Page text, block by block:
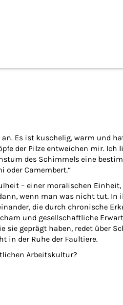
Es ist kuschelig, warm und
der Pilze entweichen mir. Ich
des Schimmels eine
oder Camembert.“
– einer moralischen
wenn man was nicht tut. In
die durch chronische
und gesellschaftliche
sie geprägt haben, redet über
in der Ruhe der Faultiere.
Arbeitskultur?